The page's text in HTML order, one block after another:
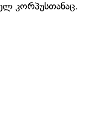
კორპუსთანაც.